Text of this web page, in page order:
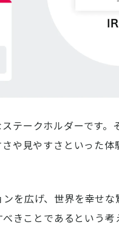
テークホルダーです。
や見やすさといった
を広げ、世界を幸せ
きことであるという考